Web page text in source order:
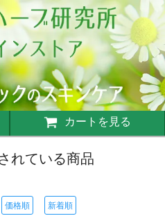
カートを見る
れている商品
価格順 新着順